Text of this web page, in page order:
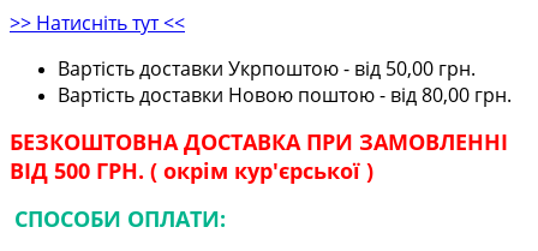
>> Натисніть тут <<
Вартість доставки Укрпоштою - від 50,00 грн.
Вартість доставки Новою поштою - від 80,00 грн.
БЕЗКОШТОВНА ДОСТАВКА ПРИ ЗАМОВЛЕННІ
ВІД 500 ГРН. ( окрім кур'єрської )
СПОСОБИ ОПЛАТИ: